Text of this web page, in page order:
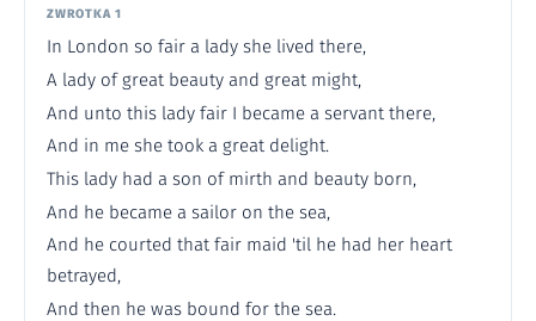
ZWROTKA 1
In London so fair a lady she lived there,
A lady of great beauty and great might,
And unto this lady fair I became a servant there,
And in me she took a great delight.
This lady had a son of mirth and beauty born,
And he became a sailor on the sea,
And he courted that fair maid 'til he had her heart
betrayed,
And then he was bound for the sea.